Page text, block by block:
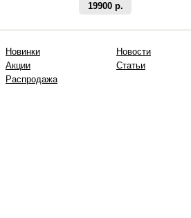
19900 р.
Новинки
Акции
Распродажа
Новости
Статьи